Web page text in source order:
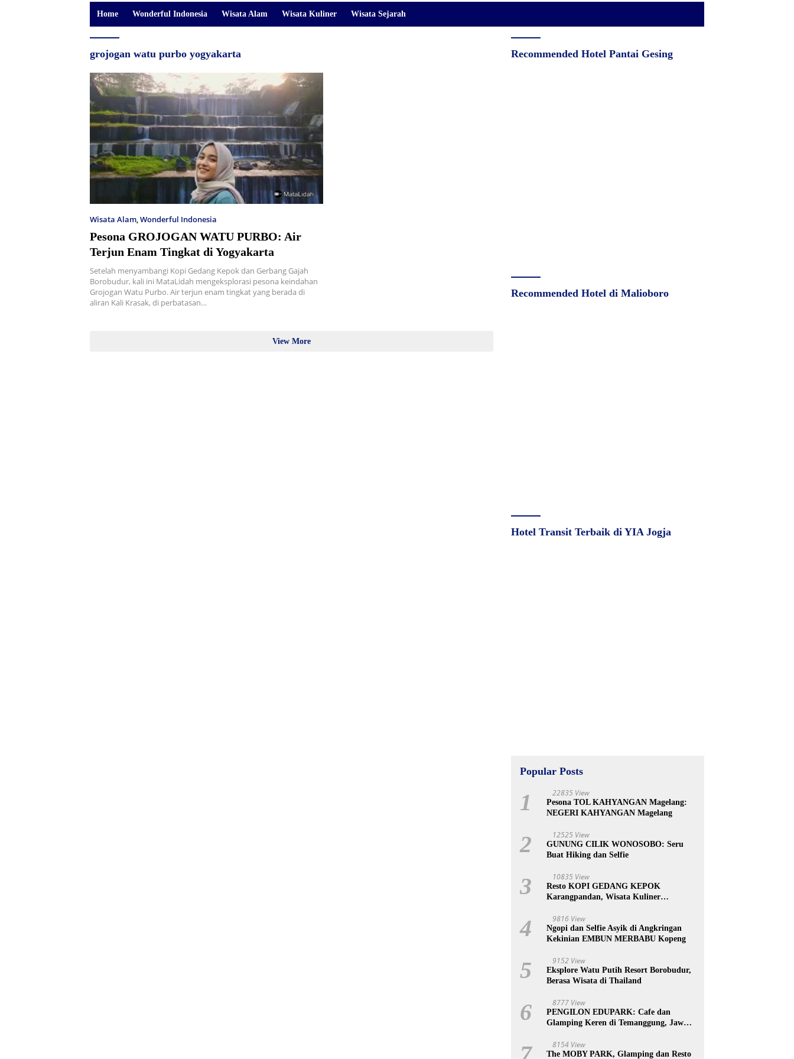
Home Wonderful Indonesia Wisata Alam Wisata Kuliner Wisata Sejarah
grojogan watu purbo yogyakarta
Wisata Alam,Wonderful Indonesia
Pesona GROJOGAN WATU PURBO: Air
Terjun Enam Tingkat di Yogyakarta
Setelah menyambangi Kopi Gedang Kepok dan Gerbang Gajah
Borobudur, kali ini MataLidah mengeksplorasi pesona keindahan
Grojogan Watu Purbo. Air terjun enam tingkat yang berada di
aliran Kali Krasak, di perbatasan…
View More
Recommended Hotel Pantai Gesing
Recommended Hotel di Malioboro
Hotel Transit Terbaik di YIA Jogja
Popular Posts
1 22835 View
Pesona TOL KAHYANGAN Magelang:
NEGERI KAHYANGAN Magelang
2 12525 View
GUNUNG CILIK WONOSOBO: Seru
Buat Hiking dan Selfie
3 10835 View
Resto KOPI GEDANG KEPOK
Karangpandan, Wisata Kuliner
4 9816 View
Ngopi dan Selfie Asyik di Angkringan
Kekinian EMBUN MERBABU Kopeng
5 9152 View
Eksplore Watu Putih Resort Borobudur,
Berasa Wisata di Thailand
6 8777 View
PENGILON EDUPARK: Cafe dan
Glamping Keren di Temanggung, Jawa
8154 View
The MOBY PARK, Glamping dan Resto